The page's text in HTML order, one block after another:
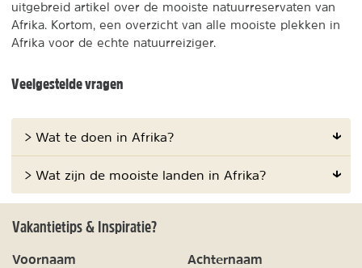
uitgebreid artikel over de mooiste natuurreservaten van
Afrika. Kortom, een overzicht van alle mooiste plekken in
Afrika voor de echte natuurreiziger.
Veelgestelde vragen
> Wat te doen in Afrika?
> Wat zijn de mooiste landen in Afrika?
Vakantietips & Inspiratie?
Voornaam Achternaam